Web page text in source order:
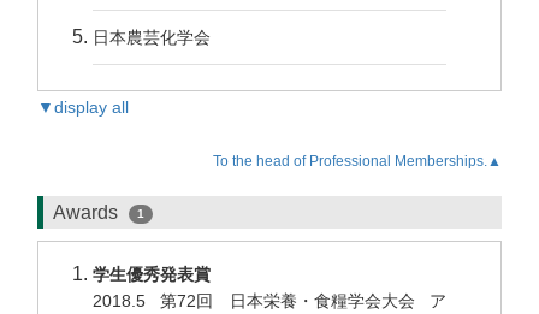
日本農芸化学会
▼display all
To the head of Professional Memberships.▲
Awards 1
学生優秀発表賞
2018.5 第72回 日本栄養・食糧学会大会 ア